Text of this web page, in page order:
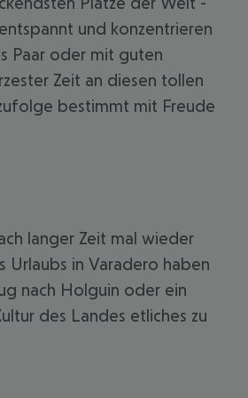
und konzentrieren
Paar oder mit guten
Zeit an diesen tollen
bestimmt mit Freude
langer Zeit mal wieder
in Varadero haben
nach Holguin oder ein
des Landes etliches zu